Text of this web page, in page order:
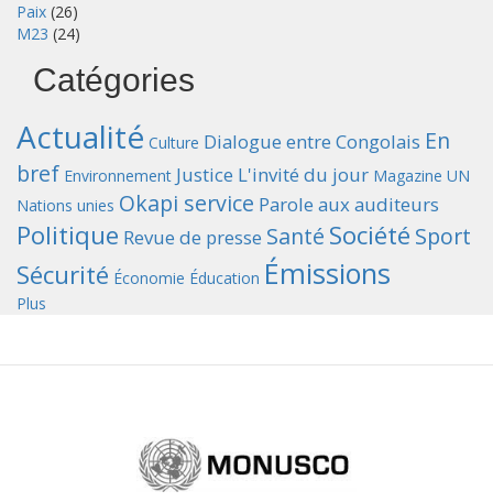
Paix (26)
M23 (24)
Catégories
Actualité Culture Dialogue entre Congolais En
bref Environnement Justice L'invité du jour Magazine UN
Nations unies Okapi service Parole aux auditeurs
Politique Revue de presse Santé Société Sport
Sécurité Économie Éducation Émissions
Plus